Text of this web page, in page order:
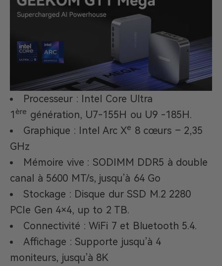
Processeur : Intel Core Ultra
1 ère génération, U7-155H ou U9 -185H.
Graphique : Intel Arc Xe 8 cœurs – 2,35
GHz
Mémoire vive : SODIMM DDR5 à double
canal à 5600 MT/s, jusqu’à 64 Go
Stockage : Disque dur SSD M.2 2280
PCIe Gen 4×4, up to 2 TB.
Connectivité : WiFi 7 et Bluetooth 5.4.
Affichage : Supporte jusqu’à 4
moniteurs, jusqu’à 8K